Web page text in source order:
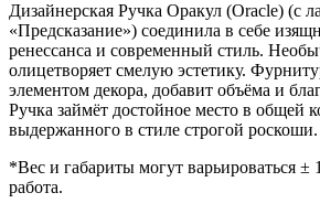
Дизайнерская Ручка Оракул (Oracle) (c
«Предсказание») соединила в себе
ренессанса и современный стиль.
олицетворяет смелую эстетику.
элементом декора, добавит объёма и
Ручка займёт достойное место в общей
выдержанного в стиле строгой роскоши.
*Вес и габариты могут варьироваться ±
работа.